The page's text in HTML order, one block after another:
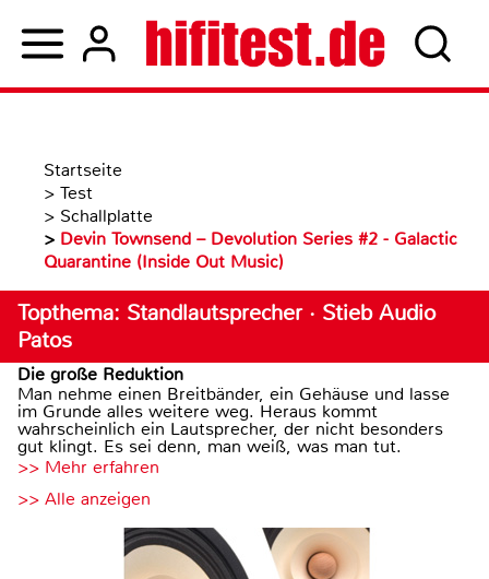
Startseite
> Test
> Schallplatte
> Devin Townsend – Devolution Series #2 - Galactic
Quarantine (Inside Out Music)
Topthema: Standlautsprecher · Stieb Audio
Patos
Die große Reduktion
Man nehme einen Breitbänder, ein Gehäuse und lasse
im Grunde alles weitere weg. Heraus kommt
wahrscheinlich ein Lautsprecher, der nicht besonders
gut klingt. Es sei denn, man weiß, was man tut.
>> Mehr erfahren
>> Alle anzeigen